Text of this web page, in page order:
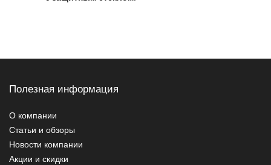
Полезная информация
О компании
Статьи и обзоры
Новости компании
Акции и скидки